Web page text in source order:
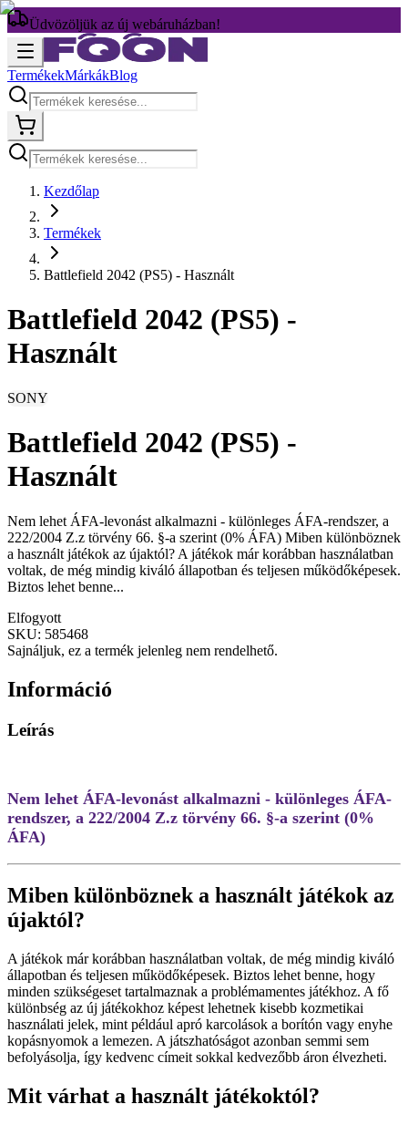
Üdvözöljük az új webáruházban!
TermékekMárkákBlog
Kezdőlap
Termékek
Battlefield 2042 (PS5) - Használt
Battlefield 2042 (PS5) -
Használt
SONY
Battlefield 2042 (PS5) -
Használt
Nem lehet ÁFA-levonást alkalmazni - különleges ÁFA-rendszer, a
222/2004 Z.z törvény 66. §-a szerint (0% ÁFA) Miben különböznek
a használt játékok az újaktól? A játékok már korábban használatban
voltak, de még mindig kiváló állapotban és teljesen működőképesek.
Biztos lehet benne...
Elfogyott
SKU: 585468
Sajnáljuk, ez a termék jelenleg nem rendelhető.
Információ
Leírás
Nem lehet ÁFA-levonást alkalmazni - különleges ÁFA-
rendszer, a 222/2004 Z.z törvény 66. §-a szerint (0%
ÁFA)
Miben különböznek a használt játékok az
újaktól?
A játékok már korábban használatban voltak, de még mindig kiváló
állapotban és teljesen működőképesek. Biztos lehet benne, hogy
minden szükségeset tartalmaznak a problémamentes játékhoz. A fő
különbség az új játékokhoz képest lehetnek kisebb kozmetikai
használati jelek, mint például apró karcolások a borítón vagy enyhe
kopásnyomok a lemezen. A játszhatóságot azonban semmi sem
befolyásolja, így kedvenc címeit sokkal kedvezőbb áron élvezheti.
Mit várhat a használt játékoktól?